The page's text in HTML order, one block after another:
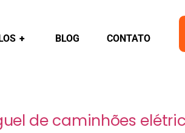
+ BLOG CONTATO
de caminhões